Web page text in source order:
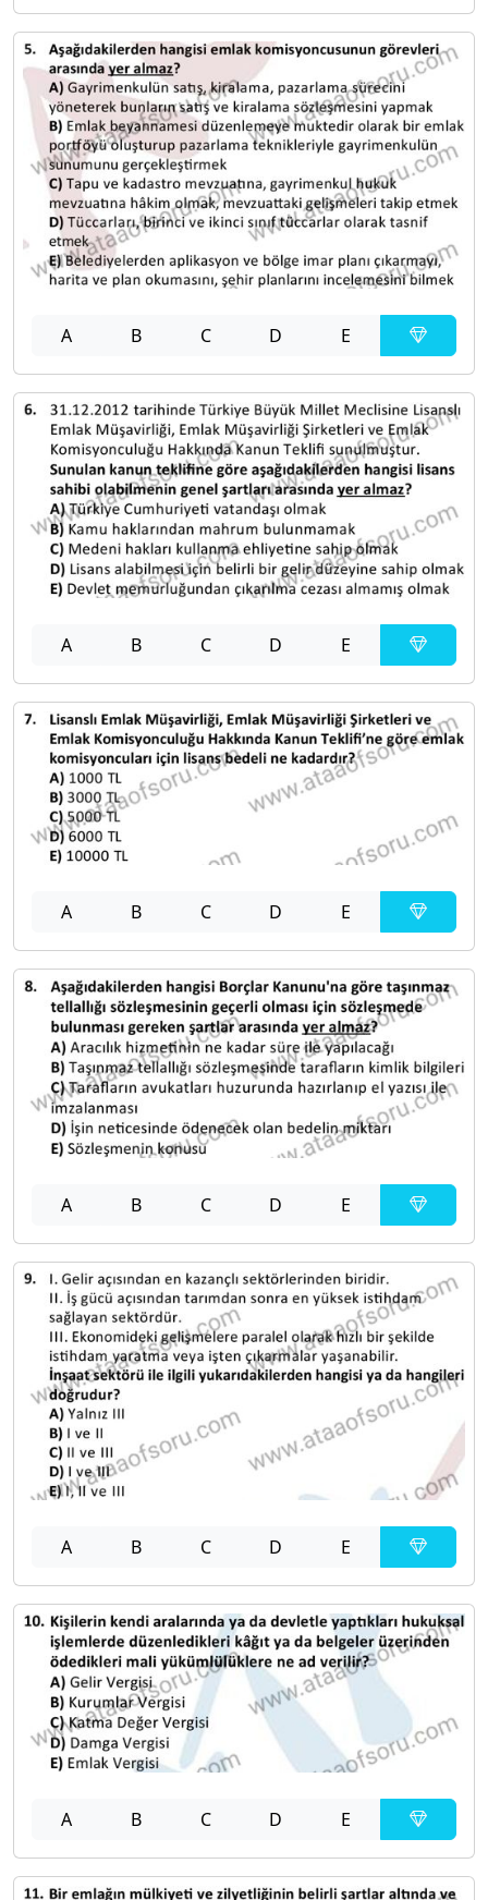
A B C D E
A B C D E
A B C D E
A B C D E
A B C D E
A B C D E